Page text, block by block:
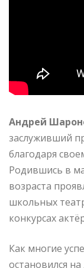
Андрей
заслуживший
благодаря
Родившись в
возраста
школьных
конкурсах
Как многие
остановился